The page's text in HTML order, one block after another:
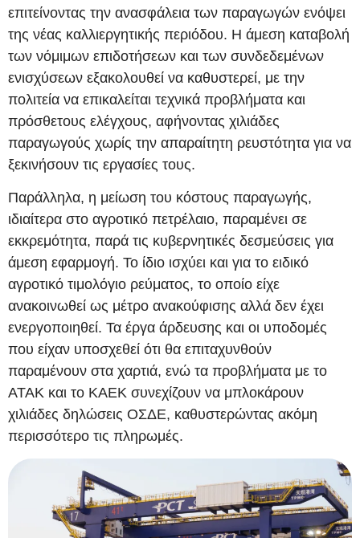
επιτείνοντας την ανασφάλεια των παραγωγών ενόψει
της νέας καλλιεργητικής περιόδου. Η άμεση καταβολή
των νόμιμων επιδοτήσεων και των συνδεδεμένων
ενισχύσεων εξακολουθεί να καθυστερεί, με την
πολιτεία να επικαλείται τεχνικά προβλήματα και
πρόσθετους ελέγχους, αφήνοντας χιλιάδες
παραγωγούς χωρίς την απαραίτητη ρευστότητα για να
ξεκινήσουν τις εργασίες τους.
Παράλληλα, η μείωση του κόστους παραγωγής,
ιδιαίτερα στο αγροτικό πετρέλαιο, παραμένει σε
εκκρεμότητα, παρά τις κυβερνητικές δεσμεύσεις για
άμεση εφαρμογή. Το ίδιο ισχύει και για το ειδικό
αγροτικό τιμολόγιο ρεύματος, το οποίο είχε
ανακοινωθεί ως μέτρο ανακούφισης αλλά δεν έχει
ενεργοποιηθεί. Τα έργα άρδευσης και οι υποδομές
που είχαν υποσχεθεί ότι θα επιταχυνθούν
παραμένουν στα χαρτιά, ενώ τα προβλήματα με το
ΑΤΑΚ και το ΚΑΕΚ συνεχίζουν να μπλοκάρουν
χιλιάδες δηλώσεις ΟΣΔΕ, καθυστερώντας ακόμη
περισσότερο τις πληρωμές.